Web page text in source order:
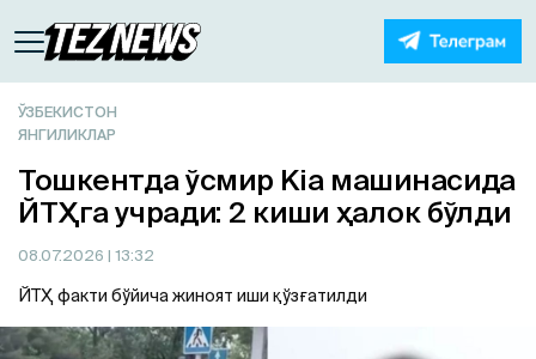
ЎЗБЕКИСТОН
ЯНГИЛИКЛАР
Тошкентда ўсмир Kia машинасида
ЙТҲга учради: 2 киши ҳалок бўлди
08.07.2026 | 13:32
ЙТҲ факти бўйича жиноят иши қўзғатилди